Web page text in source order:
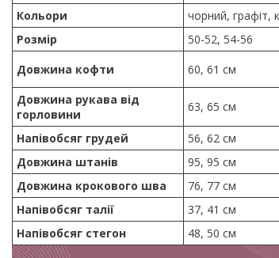
Кольори
чорний, графіт,
Розмір
50-52, 54-56
Довжина кофти
60, 61 см
Довжина рукава від
горловини
63, 65 см
Напівобсяг грудей
56, 62 см
Довжина штанів
95, 95 см
Довжина крокового шва
76, 77 см
Напівобсяг талії
37, 41 см
Напівобсяг стегон
48, 50 см